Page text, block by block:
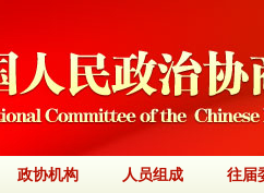
政协机构 人员组成 往届